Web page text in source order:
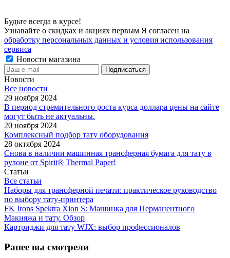
Будьте всегда в курсе!
Узнавайте о скидках и акциях первым Я согласен на
обработку персональных данных и условия использования
сервиса
Новости магазина
Новости
Все новости
29 ноября 2024
В период стремительного роста курса доллара цены на сайте
могут быть не актуальны.
20 ноября 2024
Комплексный подбор тату оборудования
28 октября 2024
Снова в наличии машинная трансферная бумага для тату в
рулоне от Spirit® Thermal Paper!
Статьи
Все статьи
Наборы для трансферной печати: практическое руководство
по выбору тату‑принтера
FK Irons Spektra Xion S: Машинка для Перманентного
Макияжа и тату. Обзор
Картриджи для тату WJX: выбор профессионалов
Ранее вы смотрели